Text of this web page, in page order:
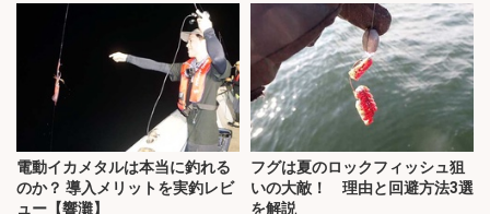
電動イカメタルは本当に釣れる
のか？ 導入メリットを実釣レビ
ュー【響灘】
フグは夏のロックフィッシュ狙
いの大敵！ 理由と回避方法3選
を解説